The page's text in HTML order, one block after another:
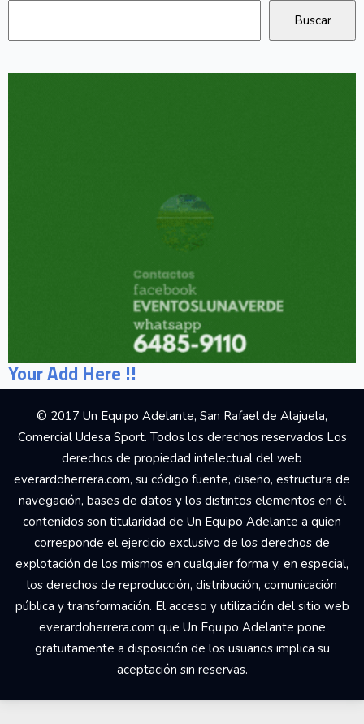
Your Add Here !!
© 2017 Un Equipo Adelante, San Rafael de Alajuela,
Comercial Udesa Sport. Todos los derechos reservados Los
derechos de propiedad intelectual del web
everardoherrera.com, su código fuente, diseño, estructura de
navegación, bases de datos y los distintos elementos en él
contenidos son titularidad de Un Equipo Adelante a quien
corresponde el ejercicio exclusivo de los derechos de
explotación de los mismos en cualquier forma y, en especial,
los derechos de reproducción, distribución, comunicación
pública y transformación. El acceso y utilización del sitio web
everardoherrera.com que Un Equipo Adelante pone
gratuitamente a disposición de los usuarios implica su
aceptación sin reservas.